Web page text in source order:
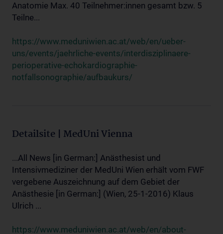
Anatomie Max. 40 Teilnehmer:innen gesamt bzw. 5
Teilne...
https://www.meduniwien.ac.at/web/en/ueber-
uns/events/jaehrliche-events/interdisziplinaere-
perioperative-echokardiographie-
notfallsonographie/aufbaukurs/
Detailsite | MedUni Vienna
...All News [in German:] Anästhesist und
Intensivmediziner der MedUni Wien erhält vom FWF
vergebene Auszeichnung auf dem Gebiet der
Anästhesie [in German:] (Wien, 25-1-2016) Klaus
Ulrich ...
https://www.meduniwien.ac.at/web/en/about-